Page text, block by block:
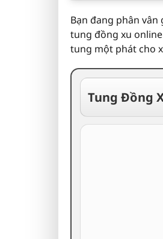
Bạn đang phân vân
tung đồng xu
tung một phát cho
Tung Đồng